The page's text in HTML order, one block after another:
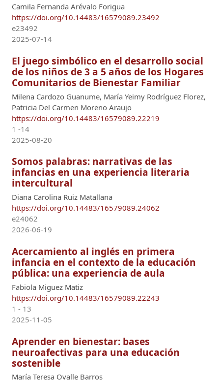
Camila Fernanda Arévalo Forigua
https://doi.org/10.14483/16579089.23492
e23492
2025-07-14
El juego simbólico en el desarrollo social
de los niños de 3 a 5 años de los Hogares
Comunitarios de Bienestar Familiar
Milena Cardozo Guanume, María Yeimy Rodríguez Florez,
Patricia Del Carmen Moreno Araujo
https://doi.org/10.14483/16579089.22219
1 -14
2025-08-20
Somos palabras: narrativas de las
infancias en una experiencia literaria
intercultural
Diana Carolina Ruiz Matallana
https://doi.org/10.14483/16579089.24062
e24062
2026-06-19
Acercamiento al inglés en primera
infancia en el contexto de la educación
pública: una experiencia de aula
Fabiola Miguez Matiz
https://doi.org/10.14483/16579089.22243
1 - 13
2025-11-05
Aprender en bienestar: bases
neuroafectivas para una educación
sostenible
María Teresa Ovalle Barros